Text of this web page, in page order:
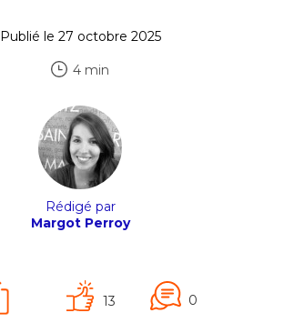
Publié le 27 octobre 2025
4 min
Rédigé par
Margot Perroy
13 0